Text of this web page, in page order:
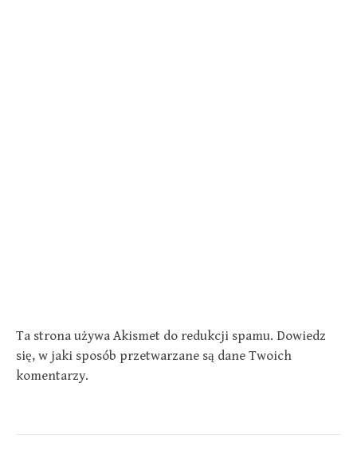
Ta strona używa Akismet do redukcji spamu. Dowiedz
się, w jaki sposób przetwarzane są dane Twoich
komentarzy.